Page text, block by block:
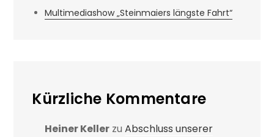
Multimediashow „Steinmaiers längste Fahrt“
Kürzliche Kommentare
Heiner Keller zuAbschluss unserer